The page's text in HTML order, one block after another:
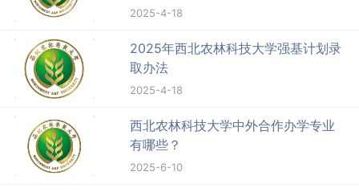
2025-4-18
2025年西北农林科技大学强基计划录
取办法
2025-4-18
西北农林科技大学中外合作办学专业
有哪些？
2025-6-10